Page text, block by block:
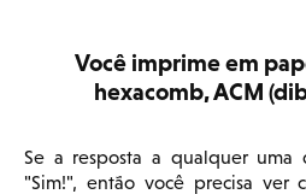
Você imprime em
hexacomb, ACM
Se a resposta a qualquer uma
"Sim!", então você precisa ver